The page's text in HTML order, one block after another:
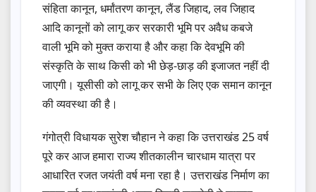
संहिता कानून, धर्मांतरण कानून, लैंड जिहाद, लव जिहाद
आदि कानूनों को लागू कर सरकारी भूमि पर अवैध कबजे
वाली भूमि को मुक्त कराया है और कहा कि देवभूमि की
संस्कृति के साथ किसी को भी छेड़-छाड़ की इजाजत नहीं दी
जाएगी। यूसीसी को लागू कर सभी के लिए एक समान कानून
की व्यवस्था की है।
गंगोत्री विधायक सुरेश चौहान ने कहा कि उत्तराखंड 25 वर्ष
पूरे कर आज हमारा राज्य शीतकालीन चारधाम यात्रा पर
आधारित रजत जयंती वर्ष मना रहा है। उत्तराखंड निर्माण का